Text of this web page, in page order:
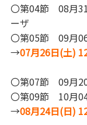
〇第04節 08月
ーザ
〇第05節 09月
→07月26日(土)
〇第07節 09月
〇第09節 10月
→08月24日(日)